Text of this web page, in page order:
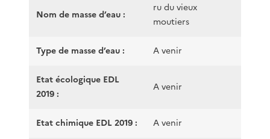
Nom de masse d’eau :
ru du vieux
moutiers
Type de masse d’eau : A venir
Etat écologique EDL
2019 :
A venir
Etat chimique EDL 2019 : A venir